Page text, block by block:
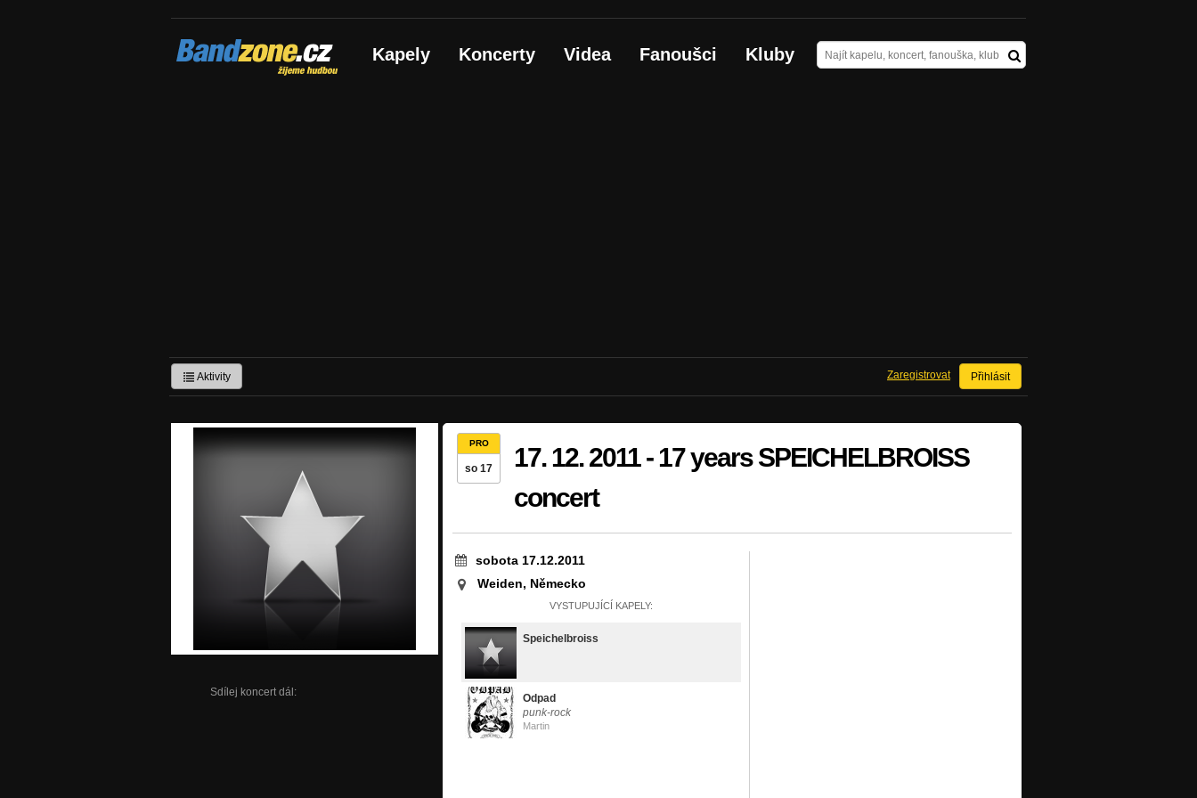
Bandzone.cz
žijeme hudbou Kapely Koncerty Videa Fanoušci Kluby
Aktivity Přihlásit
Zaregistrovat
Sdílej koncert dál:
PRO
so 17
17. 12. 2011 - 17 years SPEICHELBROISS
concert
sobota 17.12.2011
Weiden, Německo
VYSTUPUJÍCÍ KAPELY:
Speichelbroiss
Odpad
punk-rock
Martin